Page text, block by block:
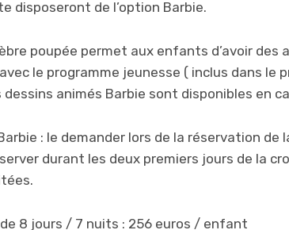
de l’option Barbie.
poupée permet aux enfants d’avoir des
le programme jeunesse ( inclus dans le
animés Barbie sont disponibles en
: le demander lors de la réservation de
durant les deux premiers jours de la
8 jours / 7 nuits : 256 euros / enfant